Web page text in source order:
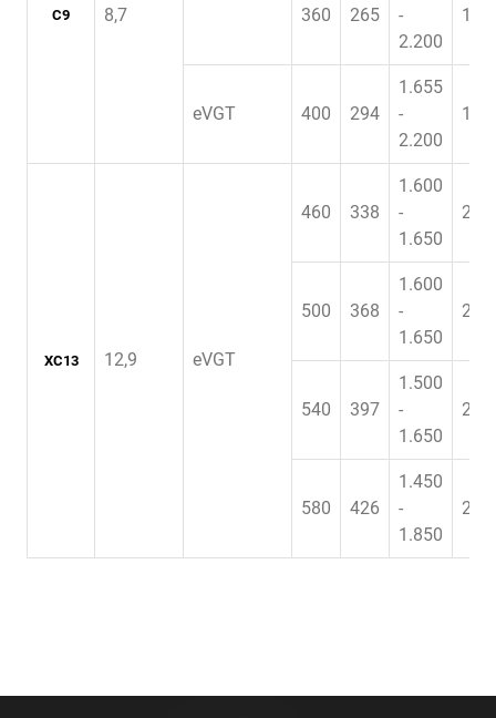
C9 8,7 360 265
-
2.200
eVGT 400 294
1.655
-
2.200
XC13 12,9 eVGT
460 338
1.600
-
1.650
500 368
1.600
-
1.650
540 397
1.500
-
1.650
580 426
1.450
-
1.850